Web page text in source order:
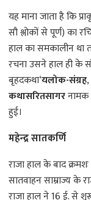
यह माना जाता है कि
सौ श्लोकों से पूर्ण) का
हाल का समकालीन था
रचना उसने हाल ही के
बृहदकथा‘यलोक-संग्रह
कथासरितसागरनामक
हुई।
महेन्द्र सातकर्णि
राजा हाल के बाद
सातवाहन साम्राज्य के
राजा हाल ने 16 ई. से